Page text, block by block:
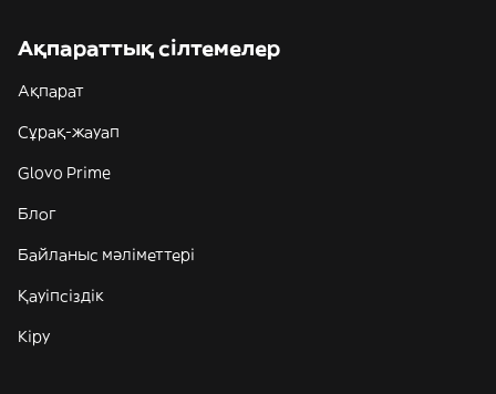
Ақпараттық сілтемелер
Ақпарат
Сұрақ-жауап
Glovo Prime
Блог
Байланыс мәліметтері
Қауіпсіздік
Кіру